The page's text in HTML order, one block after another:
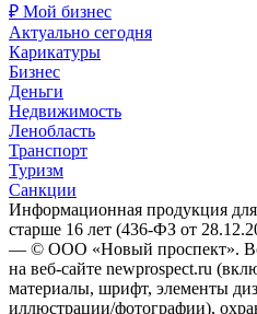
₽ Мой бизнес
Актуально сегодня
Карикатуры
Бизнес
Деньги
Недвижимость
Ленобласть
Транспорт
Туризм
Санкции
Информационная продукция для
старше 16 лет (436-ФЗ от
— © ООО «Новый проспект».
на веб-сайте newprospect.ru
материалы, шрифт, элементы
иллюстрации/фотографии),